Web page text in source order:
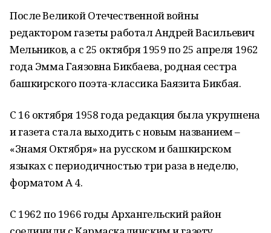
После Великой Отечественной войны
редактором газеты работал Андрей Васильевич
Мельников, а с 25 октября 1959 по 25 апреля 1962
года Эмма Гаязовна Бикбаева, родная сестра
башкирского поэта-классика Баязита Бикбая.
С 16 октября 1958 года редакция была укрупнена
и газета стала выходить с новым названием –
«Знамя Октября» на русском и башкирском
языках с периодичностью три раза в неделю,
форматом А 4.
С 1962 по 1966 годы Архангельский район